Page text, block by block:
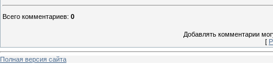
Всего комментариев: 0
Добавлять комментарии
[
Полная версия сайта